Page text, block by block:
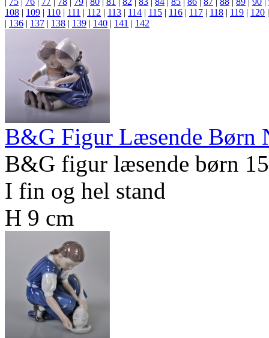
108 | 109 | 110 | 111 | 112 | 113 | 114 | 115 | 116 | 117 | 118 | 119 | 120
| 136 | 137 | 138 | 139 | 140 | 141 | 142
B&G Figur Læsende Børn
B&G figur læsende børn
I fin og hel stand
H 9 cm